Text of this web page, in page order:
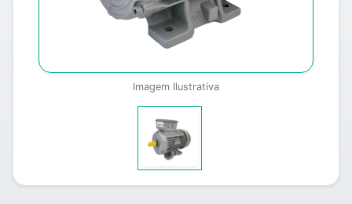
Imagem Ilustrativa